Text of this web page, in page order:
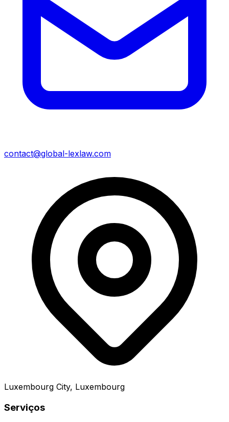
contact@global-lexlaw.com
Luxembourg City, Luxembourg
Serviços